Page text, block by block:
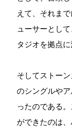
えて、それま
ューサーとし
タジオを拠点
そしてストー
のシングルや
ったのである
ができたのは